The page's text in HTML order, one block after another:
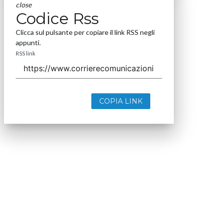
close
Codice Rss
Clicca sul pulsante per copiare il link RSS negli
appunti.
RSS link
COPIA LINK